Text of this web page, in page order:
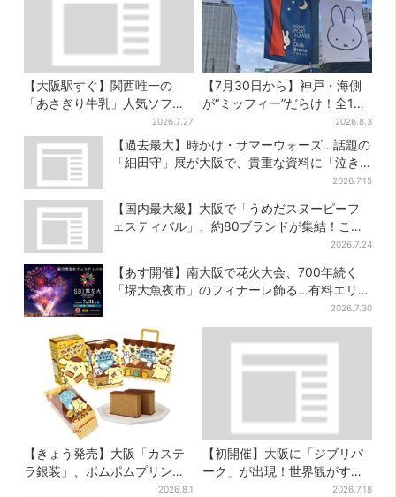
【大阪駅すぐ】関西唯一の
「あさぎり牛乳」人気ソフト
クリームが進化…ここだけの
新メニューも仲間入り
2026.7.27
【7月30日から】神戸・海側
が“ミッフィー”だらけ！全16
施設でパン、スイーツ、ナイ
トマーケットも
2026.8.3
【過去最大】時かけ・サマーウォーズ…話題の
「細田守」展が大阪で、貴重な資料に「泣き
2026.7.15
【国内最大級】大阪で「うめだスヌーピーフ
ェスティバル」、約80ブランドが集結！ここ
2026.7.24
【あす開催】南大阪で花火大会、700年続く
「堺大魚夜市」のフィナーレ飾る…有料エリア
2026.7.30
【きょう発売】大阪「カステ
ラ銀装」、ポムポムプリンと
初コラボ 紙袋まで限定デザ
2026.8.1
【初開催】大阪に「ジブリパ
ーク」が出現！世界観がすご
い…細かな仕掛け＆巨大フォ
2026.7.18